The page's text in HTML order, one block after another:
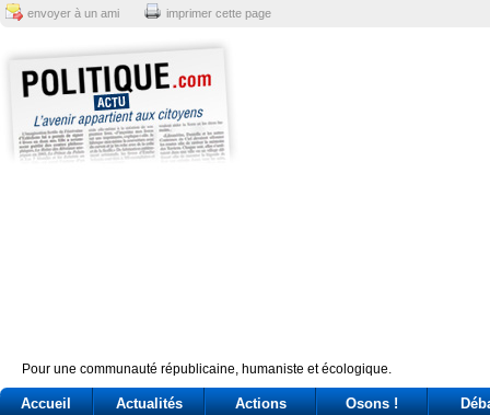
envoyer à un ami imprimer cette page
Pour une communauté républicaine, humaniste et écologique.
Accueil Actualités Actions Osons !